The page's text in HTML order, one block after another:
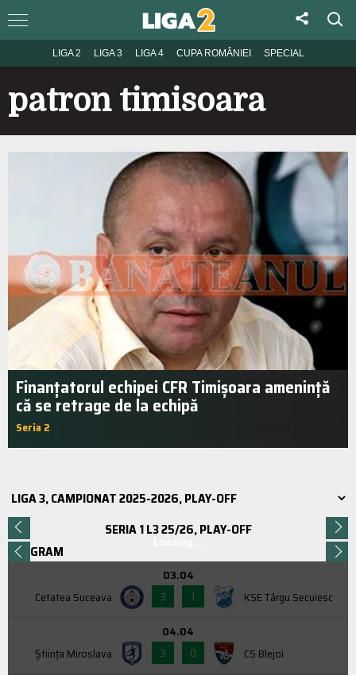
LIGA 2 LIGA 3 LIGA 4 CUPA ROMÂNIEI SPECIAL
patron timisoara
Finanțatorul echipei CFR Timișoara amenință
că se retrage de la echipă
Seria 2
SERIA 1 L3 25/26, PLAY-OFF
PROGRAM
Cetatea Suceava
03.04
3
1 KSE Târgu Secuiesc
Știința Miroslava
04.04
3
0 CS Blejoi